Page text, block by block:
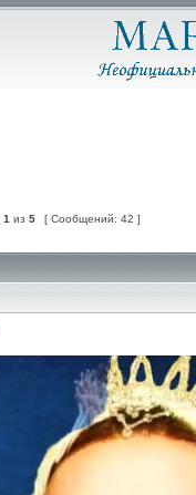
1 из 5 [ Сообщений: 42 ]